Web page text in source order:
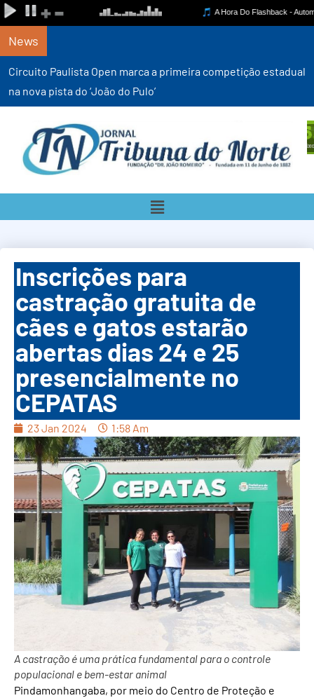
News
Circuito Paulista Open marca a primeira competição estadual
na nova pista do ‘João do Pulo’
Inscrições para
castração gratuita de
cães e gatos estarão
abertas dias 24 e 25
presencialmente no
CEPATAS
23 Jan 2024 1:58 Am
A castração é uma prática fundamental para o controle
populacional e bem-estar animal
Pindamonhangaba, por meio do Centro de Proteção e